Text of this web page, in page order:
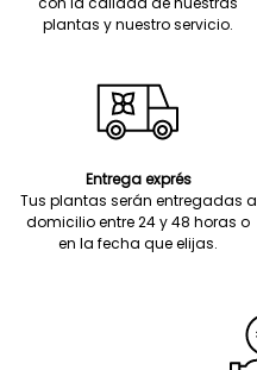
plantas y nuestro servicio.
Entrega exprés
Tus plantas serán entregadas a
domicilio entre 24 y 48 horas o
en la fecha que elijas.